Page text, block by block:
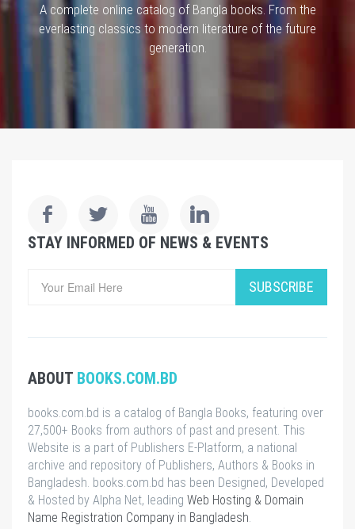
A complete online catalog of Bangla books. From the
everlasting classics to modern literature of the future
generation.
STAY INFORMED OF NEWS & EVENTS
SUBSCRIBE
ABOUT BOOKS.COM.BD
books.com.bd is a catalog of Bangla Books, featuring over
27,500+ Books from authors of past and present. This
Website is a part of Publishers E-Platform, a national
archive and repository of Publishers, Authors & Books in
Bangladesh. books.com.bd has been Designed, Developed
& Hosted by Alpha Net, leading Web Hosting & Domain
Name Registration Company in Bangladesh